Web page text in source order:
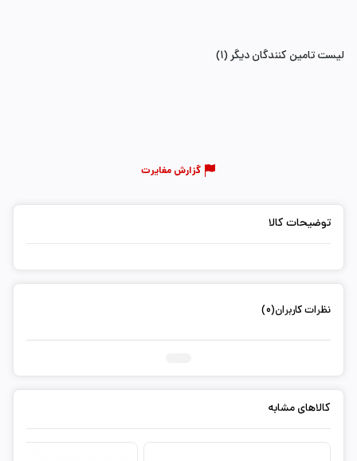
لیست تامین کنندگان دیگر (1)
گزارش مغایرت
توضیحات کالا
نظرات کاربران(0)
کالاهای مشابه